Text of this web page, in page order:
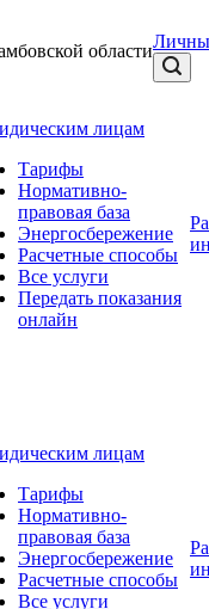
области
лицам
Тарифы
Нормативно-
правовая база
Энергосбережение
Расчетные способы
Все услуги
Передать показания
онлайн
лицам
Тарифы
Нормативно-
правовая база
Энергосбережение
Расчетные способы
Все услуги